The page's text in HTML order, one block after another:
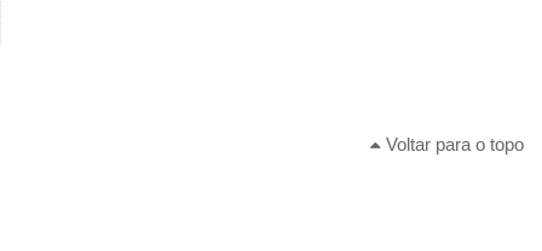
Voltar para o topo